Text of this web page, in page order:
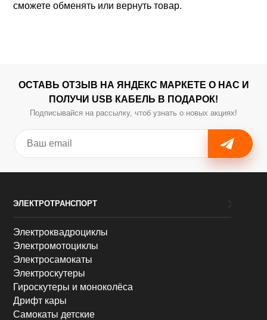
сможете обменять или вернуть товар.
ОСТАВЬ ОТЗЫВ НА ЯНДЕКС МАРКЕТЕ О НАС И
ПОЛУЧИ USB КАБЕЛЬ В ПОДАРОК!
Подписывайся на рассылку, чтоб узнать о новых акциях!
ЭЛЕКТРОТРАНСПОРТ
Электроквадроциклы
Электромотоциклы
Электросамокаты
Электроскутеры
Гироскутеры и моноколёса
Дрифт кары
Самокаты детские